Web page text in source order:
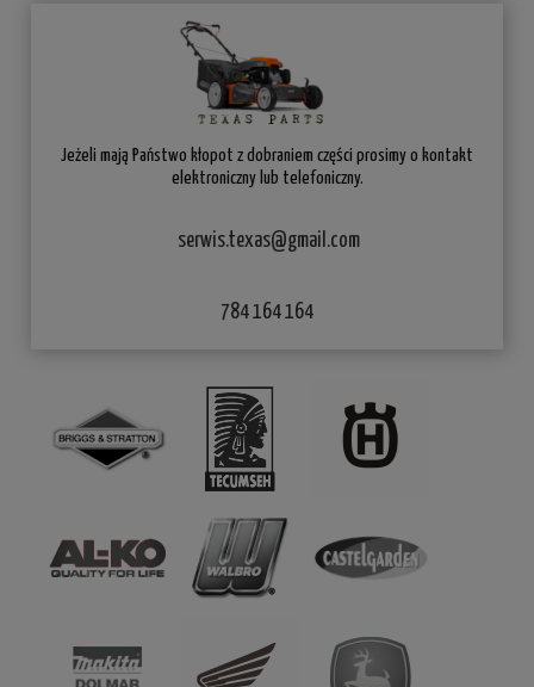
Jeżeli mają Państwo kłopot z dobraniem części prosimy o kontakt
elektroniczny lub telefoniczny.
serwis.texas@gmail.com
784 164 164